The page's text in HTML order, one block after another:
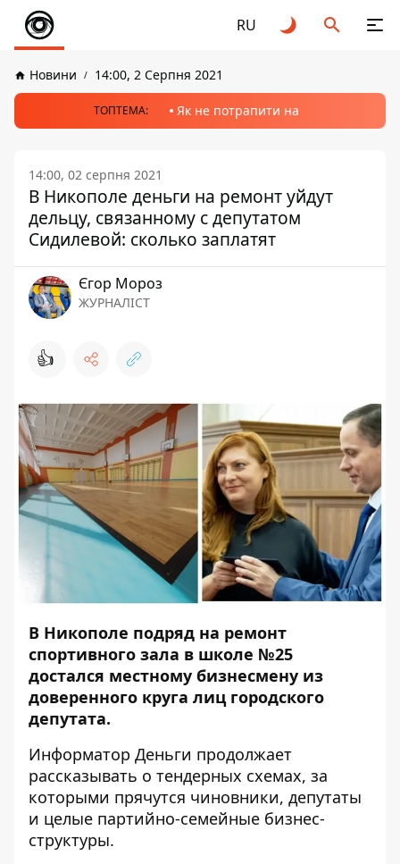
RU
Новини 14:00, 2 Серпня 2021
ТОПТЕМА: Як не потрапити на
14:00, 02 серпня 2021
В Никополе деньги на ремонт уйдут
дельцу, связанному с депутатом
Сидилевой: сколько заплатят
Єгор Мороз
ЖУРНАЛІСТ
👍
В Никополе подряд на ремонт
спортивного зала в школе №25
достался местному бизнесмену из
доверенного круга лиц городского
депутата.
Информатор Деньги продолжает
рассказывать о тендерных схемах, за
которыми прячутся чиновники, депутаты
и целые партийно-семейные бизнес-
структуры.